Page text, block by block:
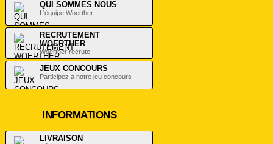
QUI SOMMES NOUS
L'équipe Woerther
RECRUTEMENT
WOERTHER
Woerther recrute
JEUX CONCOURS
Participez à notre jeu concours
INFORMATIONS
LIVRAISON